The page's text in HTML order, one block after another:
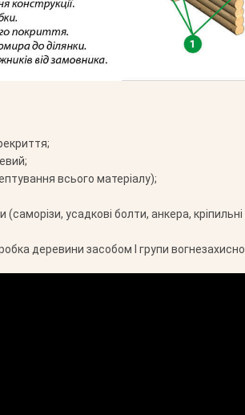
всього матеріалу);
(саморізи, усадкові болти, анкера,
деревини засобом І групи